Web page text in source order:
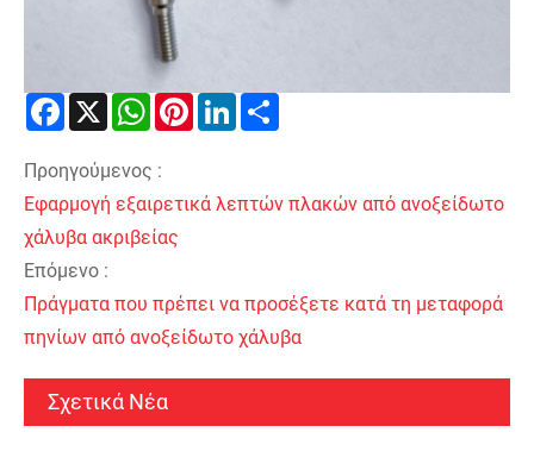
Facebook
X WhatsAppPinterestLinkedIn
Προηγούμενος :
Εφαρμογή εξαιρετικά λεπτών πλακών από ανοξείδωτο
χάλυβα ακριβείας
Επόμενο :
Πράγματα που πρέπει να προσέξετε κατά τη μεταφορά
πηνίων από ανοξείδωτο χάλυβα
Σχετικά Νέα